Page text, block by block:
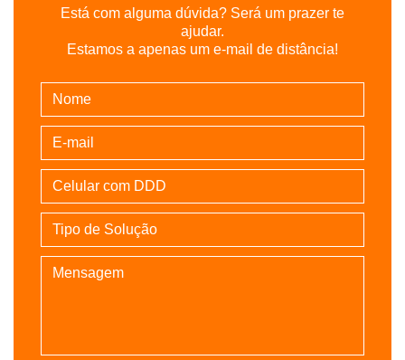
Está com alguma dúvida? Será um prazer te
ajudar.
Estamos a apenas um e-mail de distância!